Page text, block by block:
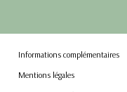
Informations complémentaires
Mentions légales